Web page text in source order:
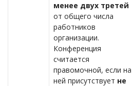
менее двух третей
от общего числа
работников
организации.
Конференция
считается
правомочной, если на
ней присутствует не